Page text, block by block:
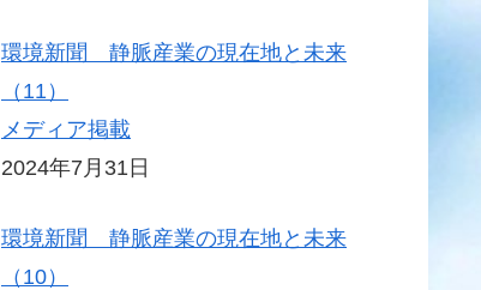
環境新聞 静脈産業の現在地と未来
（11）
メディア掲載
2024年7月31日
環境新聞 静脈産業の現在地と未来
（10）